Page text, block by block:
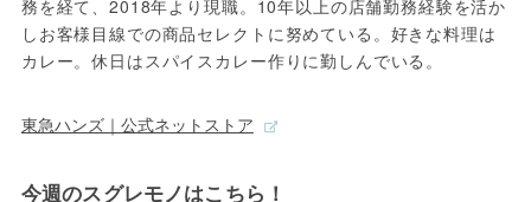
務を経て、2018年より現職。10年以上の店舗勤務経験を活か
しお客様目線での商品セレクトに努めている。好きな料理は
カレー。休日はスパイスカレー作りに勤しんでいる。
東急ハンズ｜公式ネットストア
今週のスグレモノはこちら！